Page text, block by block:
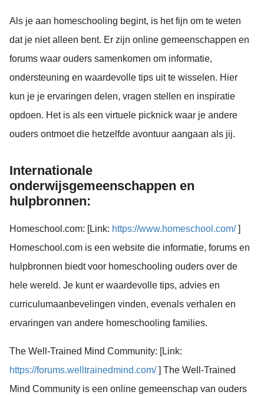
Als je aan homeschooling begint, is het fijn om te weten
dat je niet alleen bent. Er zijn online gemeenschappen en
forums waar ouders samenkomen om informatie,
ondersteuning en waardevolle tips uit te wisselen. Hier
kun je je ervaringen delen, vragen stellen en inspiratie
opdoen. Het is als een virtuele picknick waar je andere
ouders ontmoet die hetzelfde avontuur aangaan als jij.
Internationale
onderwijsgemeenschappen en
hulpbronnen:
Homeschool.com: [Link: https://www.homeschool.com/]
Homeschool.com is een website die informatie, forums en
hulpbronnen biedt voor homeschooling ouders over de
hele wereld. Je kunt er waardevolle tips, advies en
curriculumaanbevelingen vinden, evenals verhalen en
ervaringen van andere homeschooling families.
The Well-Trained Mind Community: [Link:
https://forums.welltrainedmind.com/] The Well-Trained
Mind Community is een online gemeenschap van ouders